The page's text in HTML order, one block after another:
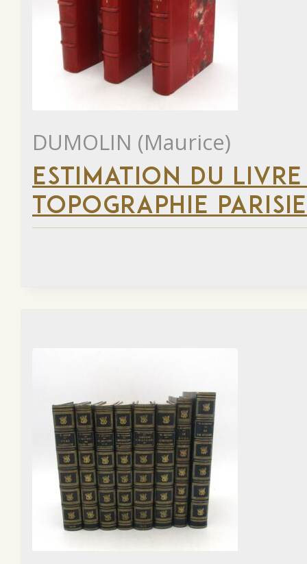
DUMOLIN (Maurice)
ESTIMATION DU
TOPOGRAPHIE